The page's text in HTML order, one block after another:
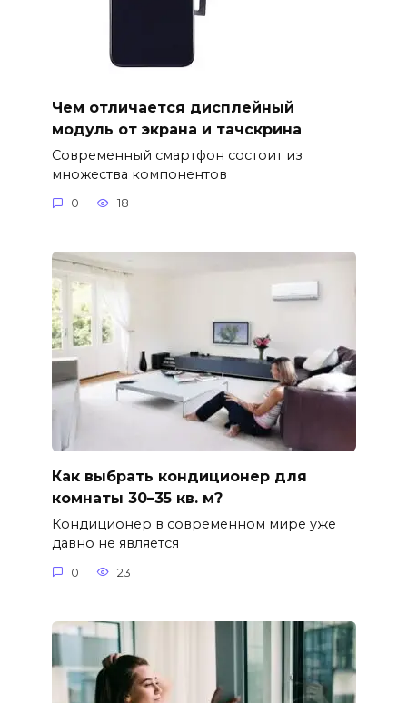
Чем отличается дисплейный
модуль от экрана и тачскрина
Современный смартфон состоит из
множества компонентов
0 18
Как выбрать кондиционер для
комнаты 30–35 кв. м?
Кондиционер в современном мире уже
давно не является
0 23